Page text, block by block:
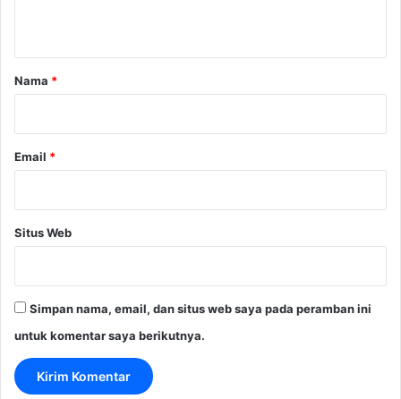
rNama *
Email *
Situs Web
Simpan nama, email, dan situs web saya pada peramban ini
untuk komentar saya berikutnya.